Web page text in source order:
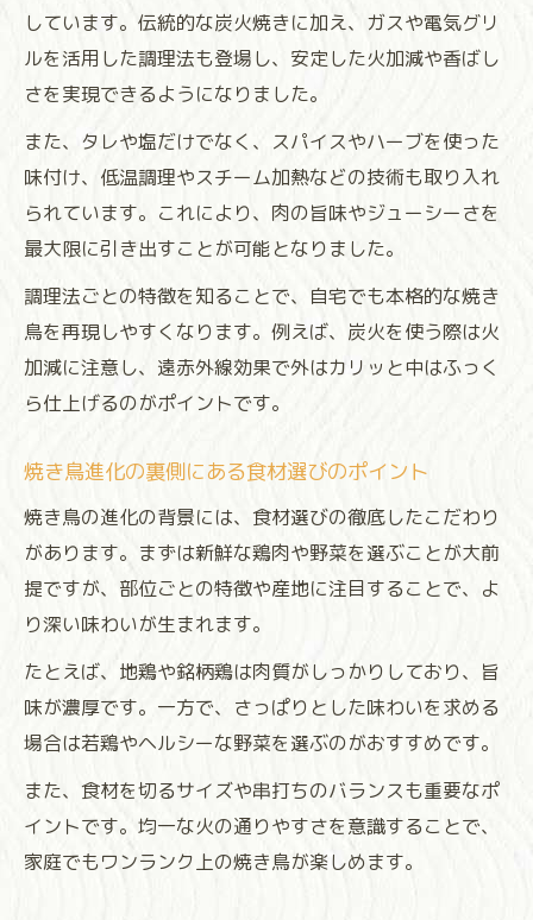
しています。伝統的な炭火焼きに加え、ガスや電気グリ
ルを活用した調理法も登場し、安定した火加減や香ばし
さを実現できるようになりました。
また、タレや塩だけでなく、スパイスやハーブを使った
味付け、低温調理やスチーム加熱などの技術も取り入れ
られています。これにより、肉の旨味やジューシーさを
最大限に引き出すことが可能となりました。
調理法ごとの特徴を知ることで、自宅でも本格的な焼き
鳥を再現しやすくなります。例えば、炭火を使う際は火
加減に注意し、遠赤外線効果で外はカリッと中はふっく
ら仕上げるのがポイントです。
焼き鳥進化の裏側にある食材選びのポイント
焼き鳥の進化の背景には、食材選びの徹底したこだわり
があります。まずは新鮮な鶏肉や野菜を選ぶことが大前
提ですが、部位ごとの特徴や産地に注目することで、よ
り深い味わいが生まれます。
たとえば、地鶏や銘柄鶏は肉質がしっかりしており、旨
味が濃厚です。一方で、さっぱりとした味わいを求める
場合は若鶏やヘルシーな野菜を選ぶのがおすすめです。
また、食材を切るサイズや串打ちのバランスも重要なポ
イントです。均一な火の通りやすさを意識することで、
家庭でもワンランク上の焼き鳥が楽しめます。